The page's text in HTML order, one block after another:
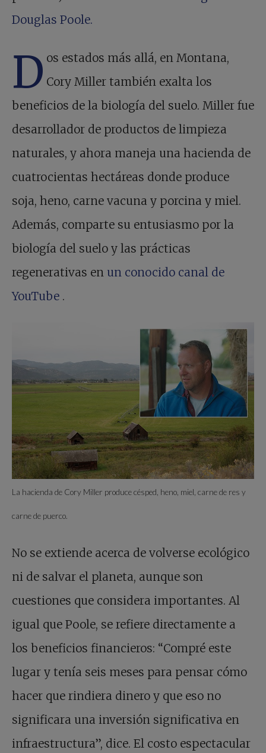
Douglas Poole.
D os estados más allá, en Montana,
Cory Miller también exalta los
beneficios de la biología del suelo. Miller fue
desarrollador de productos de limpieza
naturales, y ahora maneja una hacienda de
cuatrocientas hectáreas donde produce
soja, heno, carne vacuna y porcina y miel.
Además, comparte su entusiasmo por la
biología del suelo y las prácticas
regenerativas en un conocido canal de
YouTube .
La hacienda de Cory Miller produce césped, heno, miel, carne de res y
carne de puerco.
No se extiende acerca de volverse ecológico
ni de salvar el planeta, aunque son
cuestiones que considera importantes. Al
igual que Poole, se refiere directamente a
los beneficios financieros: “Compré este
lugar y tenía seis meses para pensar cómo
hacer que rindiera dinero y que eso no
significara una inversión significativa en
infraestructura”, dice. El costo espectacular